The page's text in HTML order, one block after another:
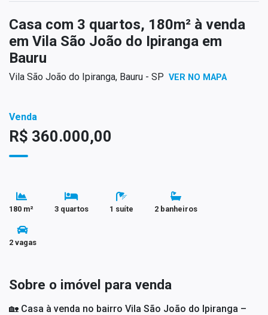
Casa com 3 quartos, 180m² à venda
em Vila São João do Ipiranga em
Bauru
Vila São João do Ipiranga, Bauru - SP VER NO MAPA
Venda
R$ 360.000,00
180 m² 3 quartos 1 suíte 2 banheiros
2 vagas
Sobre o imóvel para venda
🏡 Casa à venda no bairro Vila São João do Ipiranga –